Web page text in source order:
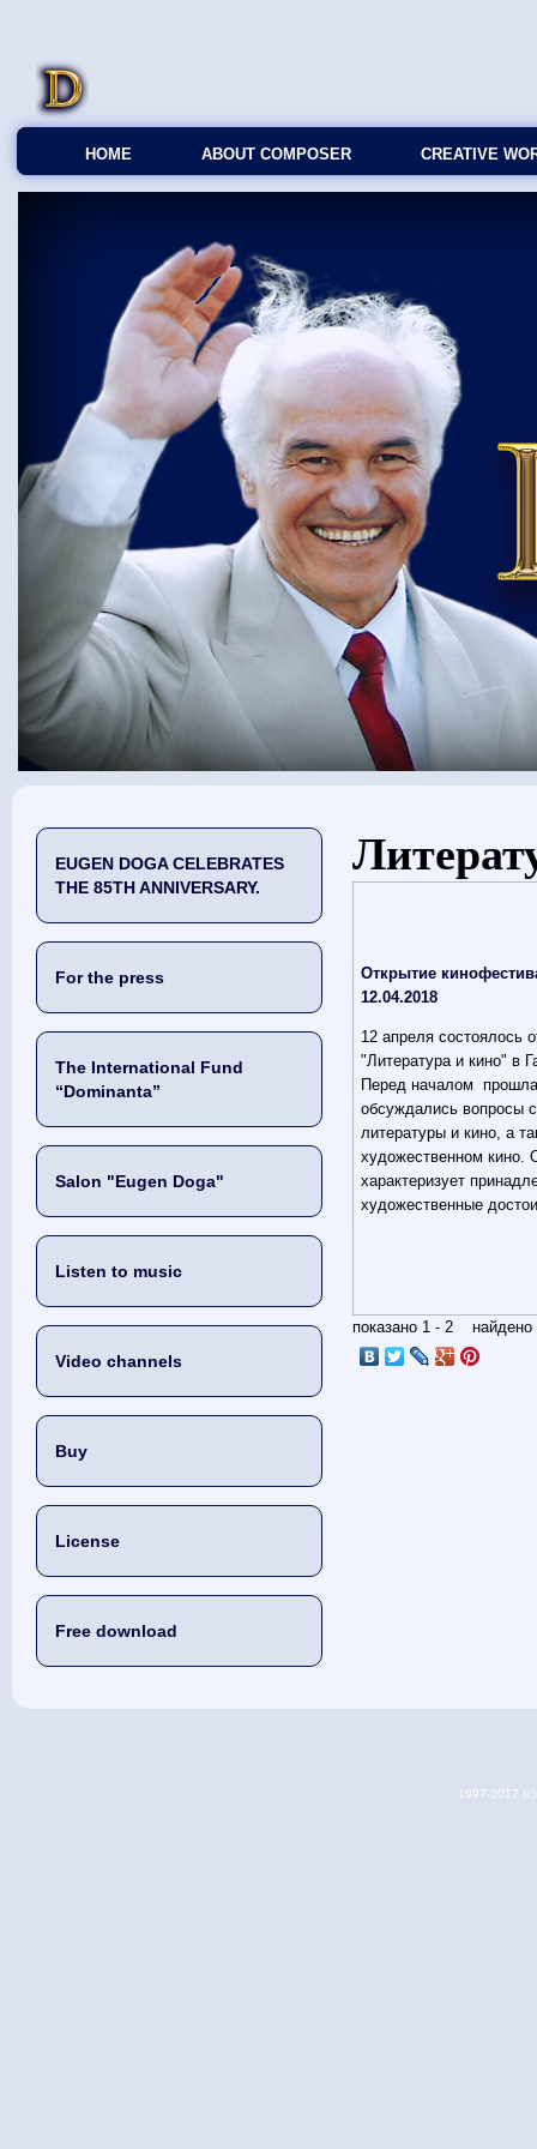
HOME ABOUT COMPOSER CREATIVE
EUGEN DOGA CELEBRATES
THE 85TH ANNIVERSARY.
For the press
The International Fund
“Dominanta”
Salon "Eugen Doga"
Listen to music
Video channels
Buy
License
Free download
You are here
Открытие
12.04.2018
12 апреля состоялось
"Литература и кино" в
Перед началом
обсуждались вопросы
литературы и кино, а
художественном кино.
характеризует
художественные
показано 1 - 2 найдено
1997-2017